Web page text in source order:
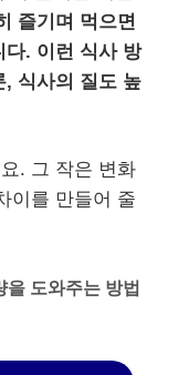
즐기며 먹으면
다. 이런 식사 방
, 식사의 질도 높
. 그 작은 변화
이를 만들어 줄
을 도와주는 방법